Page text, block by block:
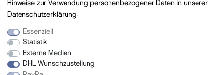
Versandmit DHL
Newsletter
- Neue Beauty Produkte
Hinweise zur Verwendung personenbezogener Daten in unserer
Daten­schutz­erklärung.
Essenziell
Statistik
Externe Medien
DHL Wunschzustellung